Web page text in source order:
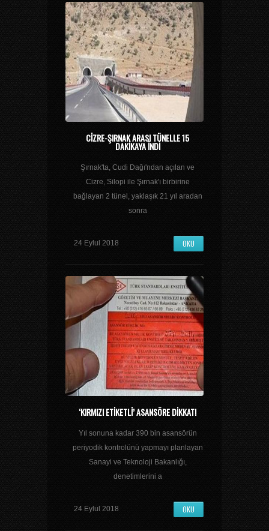
CIZRE-ŞIRNAK ARASI TÜNELLE 15
DAKIKAYA INDI
Şırnak'ta, Cudi Dağı'ndan açılan ve
Cizre, Silopi ile Şırnak'ı birbirine
bağlayan 2 tünel, yaklaşık 21 yıl aradan
sonra
24 Eylul 2018 OKU
‘KIRMIZI ETIKETLI’ ASANSÖRE DIKKAT!
Yıl sonuna kadar 390 bin asansörün
periyodik kontrolünü yapmayı planlayan
Sanayi ve Teknoloji Bakanlığı,
denetimlerini a
24 Eylul 2018 OKU